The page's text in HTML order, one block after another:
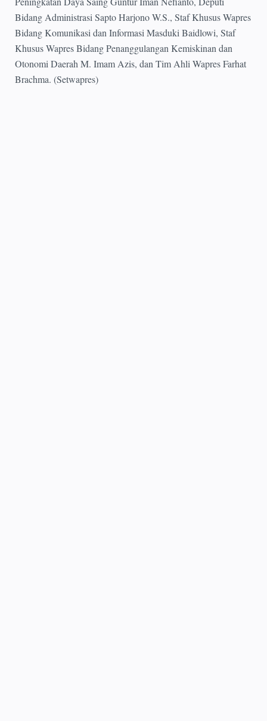
Bidang Administrasi Sapto Harjono W.S., Staf Khusus Wapres
Bidang Komunikasi dan Informasi Masduki Baidlowi, Staf
Khusus Wapres Bidang Penanggulangan Kemiskinan dan
Otonomi Daerah M. Imam Azis, dan Tim Ahli Wapres Farhat
Brachma. (Setwapres)